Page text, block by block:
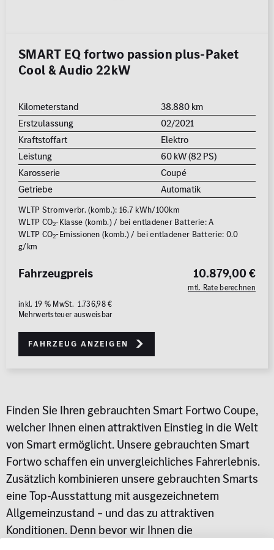
SMART EQ fortwo passion plus-Paket
Cool & Audio 22kW
Kilometerstand
38.880 km
Erstzulassung
02/2021
Kraftstoffart
Elektro
Leistung
60 kW (82 PS)
Karosserie
Coupé
Getriebe
Automatik
WLTP Stromverbr. (komb.): 16.7 kWh/100km
WLTP CO2-Klasse (komb.) / bei entladener Batterie: A
WLTP CO2-Emissionen (komb.) / bei entladener Batterie: 0.0
g/km
10.879,00 €
mtl. Rate berechnen
Fahrzeugpreis
inkl. 19 % MwSt. 1.736,98 €
Mehrwertsteuer ausweisbar
Fahrzeug anzeigen
Finden Sie Ihren gebrauchten Smart Fortwo Coupe,
welcher Ihnen einen attraktiven Einstieg in die Welt
von Smart ermöglicht. Unsere gebrauchten Smart
Fortwo schaffenein unvergleichliches Fahrerlebnis.
Zusätzlich kombinieren unsere gebrauchten Smarts
eine Top-Ausstattung mit ausgezeichnetem
Allgemeinzustand – und das zu attraktiven
Konditionen. Denn bevor wir Ihnen die